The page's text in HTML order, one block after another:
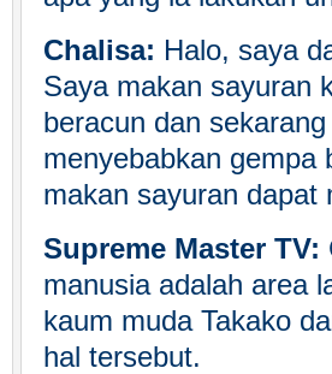
Chalisa: Halo, saya
Saya makan sayuran
beracun dan
menyebabkan gempa
makan sayuran dapat
Supreme Master TV:
manusia adalah area
kaum muda Takako
hal tersebut.